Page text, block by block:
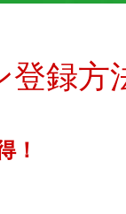
登録方
！